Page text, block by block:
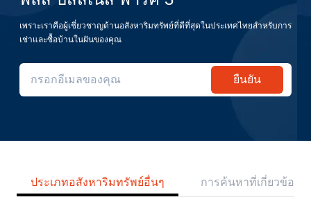
เพราะเราคือผู้เชี่ยวชาญด้านอสังหาริมทรัพย์ที่ดีที่สุดในประเทศไทยสำหรับการ
เช่าและซื้อบ้านในฝันของคุณ
ยืนยัน
ประเภทอสังหาริมทรัพย์อื่นๆ การค้นหาที่เกี่ยวข้อง